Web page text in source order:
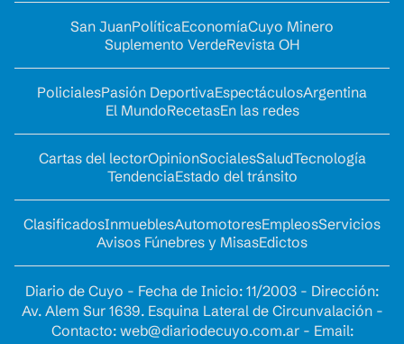
San JuanPolíticaEconomíaCuyo Minero
Suplemento VerdeRevista OH
PolicialesPasión DeportivaEspectáculosArgentina
El MundoRecetasEn las redes
Cartas del lectorOpinionSocialesSaludTecnología
TendenciaEstado del tránsito
ClasificadosInmueblesAutomotoresEmpleosServicios
Avisos Fúnebres y MisasEdictos
Diario de Cuyo - Fecha de Inicio: 11/2003 - Dirección:
Av. Alem Sur 1639. Esquina Lateral de Circunvalación -
Contacto: web@diariodecuyo.com.ar- Email: